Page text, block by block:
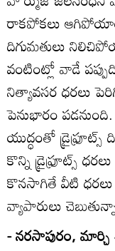
రాకపోకలు
దిగుమతులు
వంటింట్లో వాడే
నిత్యావసర ధరలు
పెనుభారం
యుద్ధంతో
కొన్ని డ్రైఫ్రూట్స్‌
కొనసాగితే వీటి
వ్యాపారులు
- నరసాపురం, మార్చి